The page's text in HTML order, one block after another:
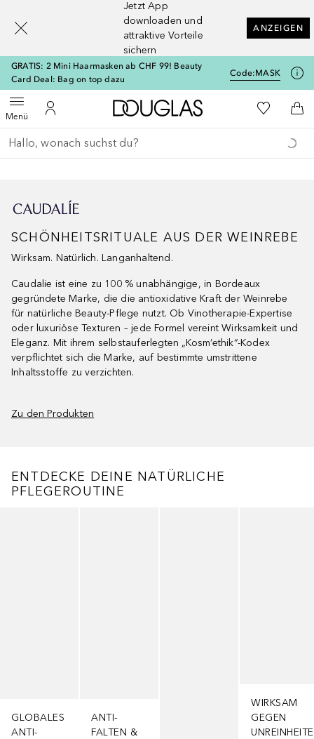
Jetzt App
downloaden und
attraktive Vorteile
sichern
ANZEIGEN
GRATIS: 2 Mini Haarmasken ab CHF 99! Beauty
Card Deal: Bag on top dazu
Code:MASK
MenüMenü öffnenZu Meinem Kundenkonto
Zur Douglas Startseite
Zu Meiner
Gehe zurück
Suche ausführen
SCHÖNHEITSRITUALE AUS DER WEINREBE
Wirksam. Natürlich. Langanhaltend.
Caudalie ist eine zu 100 % unabhängige, in Bordeaux
gegründete Marke, die die antioxidative Kraft der Weinrebe
für natürliche Beauty-Pflege nutzt. Ob Vinotherapie-Expertise
oder luxuriöse Texturen – jede Formel vereint Wirksamkeit und
Eleganz. Mit ihrem selbstauferlegten „Kosm’ethik“-Kodex
verpflichtet sich die Marke, auf bestimmte umstrittene
Inhaltsstoffe zu verzichten.
Zu den Produkten
ENTDECKE DEINE NATÜRLICHE
PFLEGEROUTINE
GLOBALES
ANTI-
ANTI-
FALTEN &
WIRKSAM
GEGEN
[navigation.slideout.screenreader]